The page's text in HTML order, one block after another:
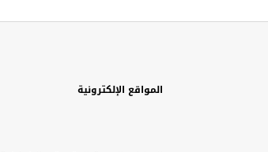
المواقع الإلكترونية